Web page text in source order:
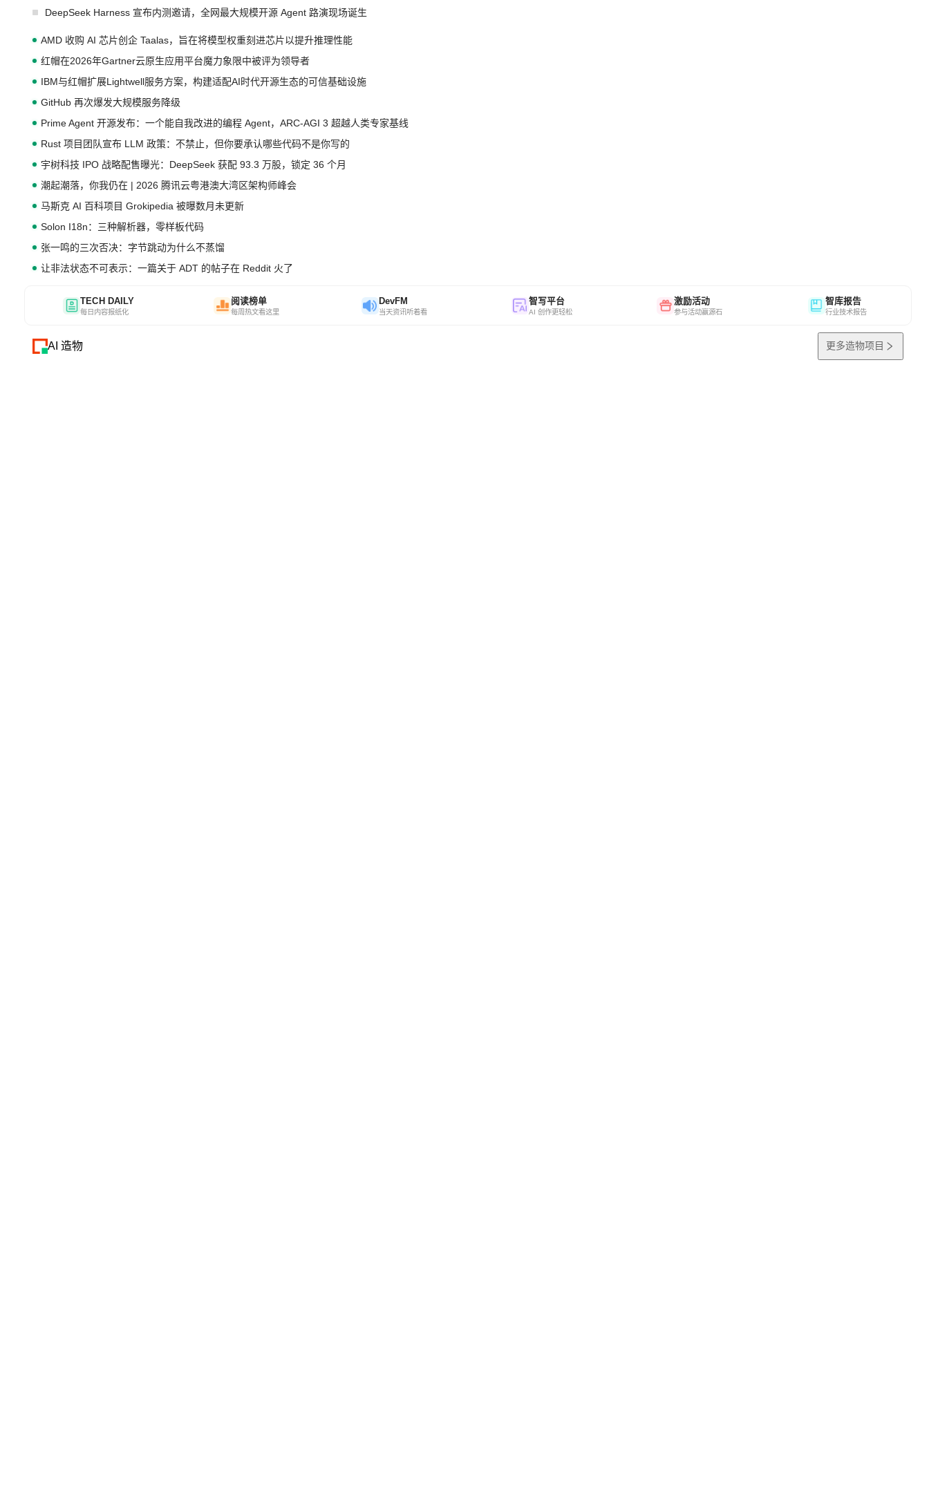
DeepSeek Harness 宣布内测邀请，全网最大规模开源 Agent 路演现场诞生
AMD 收购 AI 芯片创企 Taalas，旨在将模型权重刻进芯片以提升推理性能
红帽在2026年Gartner云原生应用平台魔力象限中被评为领导者
IBM与红帽扩展Lightwell服务方案，构建适配AI时代开源生态的可信基础设施
GitHub 再次爆发大规模服务降级
Prime Agent 开源发布：一个能自我改进的编程 Agent，ARC-AGI 3 超越人类专家基线
Rust 项目团队宣布 LLM 政策：不禁止，但你要承认哪些代码不是你写的
宇树科技 IPO 战略配售曝光：DeepSeek 获配 93.3 万股，锁定 36 个月
潮起潮落，你我仍在 | 2026 腾讯云粤港澳大湾区架构师峰会
马斯克 AI 百科项目 Grokipedia 被曝数月未更新
Solon I18n：三种解析器，零样板代码
张一鸣的三次否决：字节跳动为什么不蒸馏
让非法状态不可表示：一篇关于 ADT 的帖子在 Reddit 火了
TECH DAILY
每日内容报纸化
阅读榜单
每周热文看这里
DevFM
当天资讯听着看
智写平台
AI 创作更轻松
激励活动
参与活动赢源石
智库报告
行业技术报告
AI 造物 更多造物项目